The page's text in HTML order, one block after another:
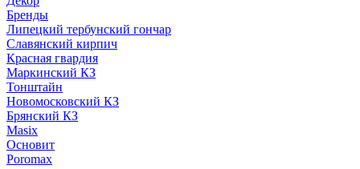
Бренды
Липецкий тербунский гончар
Славянский кирпич
Красная гвардия
Маркинский КЗ
Тонштайн
Новомосковский КЗ
Брянский КЗ
Masix
Основит
Poromax